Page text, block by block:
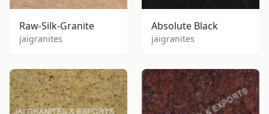
Raw-Silk-Granite
jaigranites
Absolute Black
jaigranites